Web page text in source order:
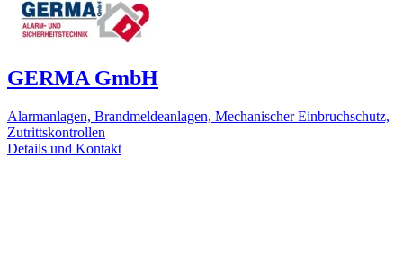
GERMA GmbH
Alarmanlagen, Brandmeldeanlagen, Mechanischer Einbruchschutz,
Zutrittskontrollen
Details und Kontakt